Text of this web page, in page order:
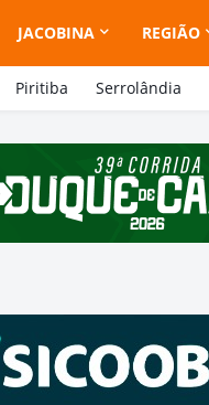
JACOBINA REGIÃO
Piritiba Serrolândia